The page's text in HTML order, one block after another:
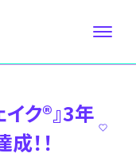
ク®』3年
！！